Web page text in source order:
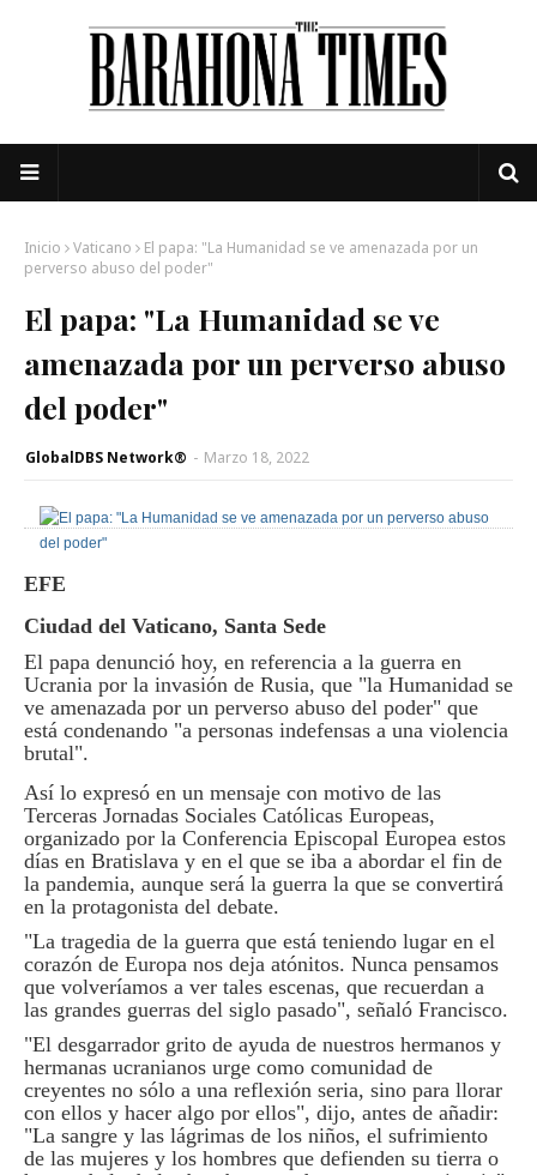
Inicio Vaticano
El papa: "La Humanidad se ve amenazada por un
perverso abuso del poder"
El papa: "La Humanidad se ve
amenazada por un perverso abuso
del poder"
GlobalDBS Network® - Marzo 18, 2022
EFE
Ciudad del Vaticano, Santa Sede
El papa denunció hoy, en referencia a la guerra en
Ucrania por la invasión de Rusia, que "la Humanidad se
ve amenazada por un perverso abuso del poder" que
está condenando "a personas indefensas a una violencia
brutal".
Así lo expresó en un mensaje con motivo de las
Terceras Jornadas Sociales Católicas Europeas,
organizado por la Conferencia Episcopal Europea estos
días en Bratislava y en el que se iba a abordar el fin de
la pandemia, aunque será la guerra la que se convertirá
en la protagonista del debate.
"La tragedia de la guerra que está teniendo lugar en el
corazón de Europa nos deja atónitos. Nunca pensamos
que volveríamos a ver tales escenas, que recuerdan a
las grandes guerras del siglo pasado", señaló Francisco.
"El desgarrador grito de ayuda de nuestros hermanos y
hermanas ucranianos urge como comunidad de
creyentes no sólo a una reflexión seria, sino para llorar
con ellos y hacer algo por ellos", dijo, antes de añadir:
"La sangre y las lágrimas de los niños, el sufrimiento
de las mujeres y los hombres que defienden su tierra o